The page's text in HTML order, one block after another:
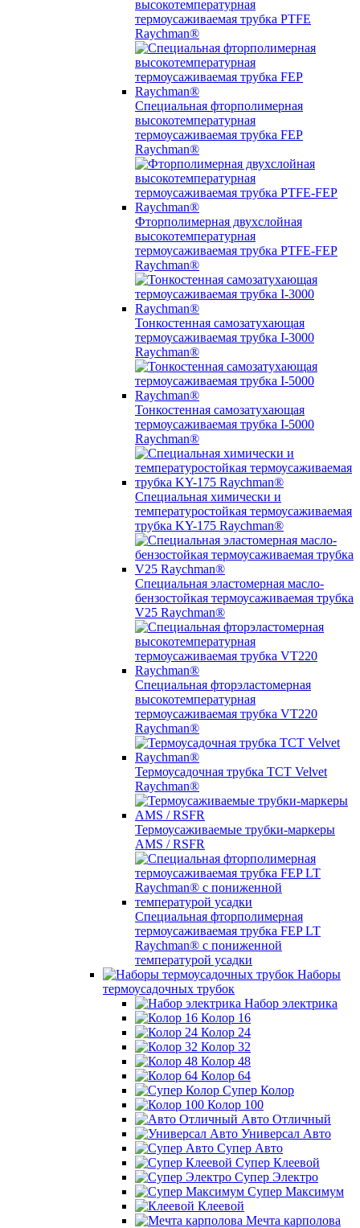
высокотемпературная
термоусаживаемая трубка PTFE
Raychman®
Специальная фторполимерная
высокотемпературная
термоусаживаемая трубка FEP
Raychman®
Фторполимерная двухслойная
высокотемпературная
термоусаживаемая трубка PTFE-FEP
Raychman®
Тонкостенная самозатухающая
термоусаживаемая трубка I-3000
Raychman®
Тонкостенная самозатухающая
термоусаживаемая трубка I-5000
Raychman®
Специальная химически и
температуростойкая термоусаживаемая
трубка KY-175 Raychman®
Специальная эластомерная масло-
бензостойкая термоусаживаемая трубка
V25 Raychman®
Специальная фторэластомерная
высокотемпературная
термоусаживаемая трубка VT220
Raychman®
Термоусадочная трубка TCT Velvet
Raychman®
Термоусаживаемые трубки-маркеры
AMS / RSFR
Специальная фторполимерная
термоусаживаемая трубка FEP LT
Raychman® с пониженной
температурой усадки
Наборы
термоусадочных трубок
Набор электрика
Колор 16
Колор 24
Колор 32
Колор 48
Колор 64
Супер Колор
Колор 100
Авто Отличный
Универсал Авто
Супер Авто
Супер Клеевой
Супер Электро
Супер Максимум
Клеевой
Мечта карполова